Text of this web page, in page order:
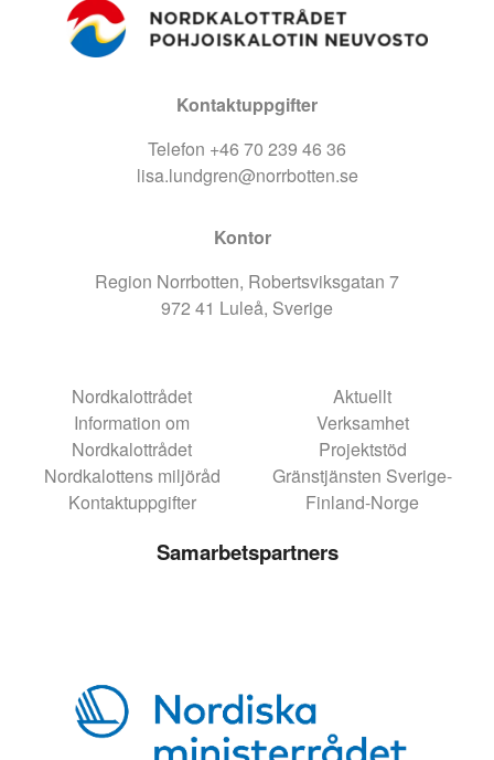
Kontaktuppgifter
Telefon +46 70 239 46 36
lisa.lundgren@norrbotten.se
Kontor
Region Norrbotten, Robertsviksgatan 7
972 41 Luleå, Sverige
Nordkalottrådet
Aktuellt
Information om
Nordkalottrådet
Verksamhet
Projektstöd
Gränstjänsten Sverige-
Finland-Norge
Nordkalottens miljöråd
Kontaktuppgifter
Samarbetspartners